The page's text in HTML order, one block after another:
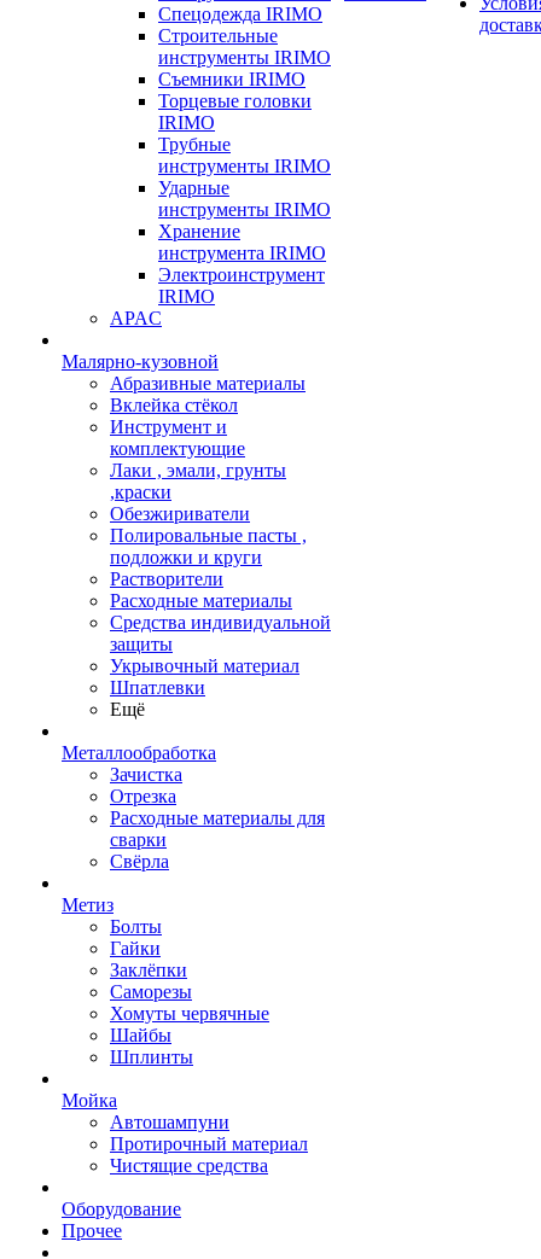
Спецодежда IRIMO
Строительные
инструменты IRIMO
Съемники IRIMO
Торцевые головки
IRIMO
Трубные
инструменты IRIMO
Ударные
инструменты IRIMO
Хранение
инструмента IRIMO
Электроинструмент
IRIMO
APAC
Малярно-кузовной
Абразивные материалы
Вклейка стёкол
Инструмент и
комплектующие
Лаки , эмали, грунты
,краски
Обезжириватели
Полировальные пасты ,
подложки и круги
Растворители
Расходные материалы
Средства индивидуальной
защиты
Укрывочный материал
Шпатлевки
Ещё
Металлообработка
Зачистка
Отрезка
Расходные материалы для
сварки
Свёрла
Метиз
Болты
Гайки
Заклёпки
Саморезы
Хомуты червячные
Шайбы
Шплинты
Мойка
Автошампуни
Протирочный материал
Чистящие средства
Оборудование
Прочее